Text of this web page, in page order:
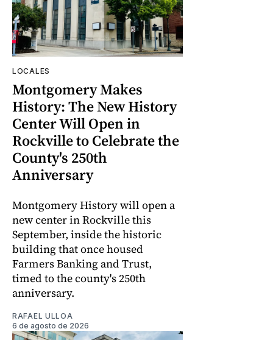
LOCALES
Montgomery Makes
History: The New History
Center Will Open in
Rockville to Celebrate the
County's 250th
Anniversary
Montgomery History will open a
new center in Rockville this
September, inside the historic
building that once housed
Farmers Banking and Trust,
timed to the county's 250th
anniversary.
RAFAEL ULLOA
6 de agosto de 2026